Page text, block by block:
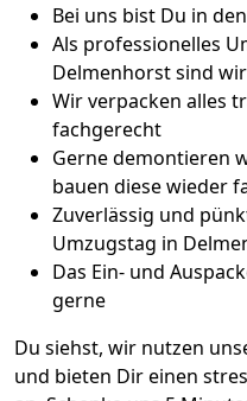
Bei uns bist Du in
Als professionelles
Delmenhorst sind
Wir verpacken alles
fachgerecht
Gerne demontieren
bauen diese wieder
Zuverlässig und
Umzugstag in
Das Ein- und
gerne
Du siehst, wir nutzen
und bieten Dir einen